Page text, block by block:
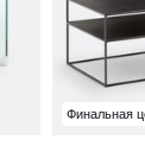
Финальная